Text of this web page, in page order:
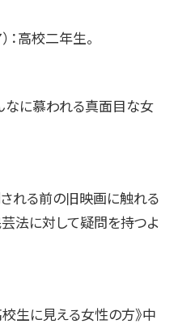
：高校二年生。
に慕われる真面目な女
れる前の旧映画に触れる
芸法に対して疑問を持つよ
生に見える女性の方》中